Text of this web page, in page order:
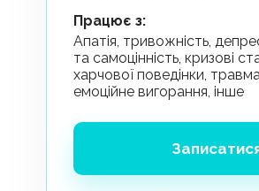
Працює з:
апатія, тривожність, депресія, самооцінка
та самоцінність, кризові
харчової поведінки,
емоційне вигорання, інше